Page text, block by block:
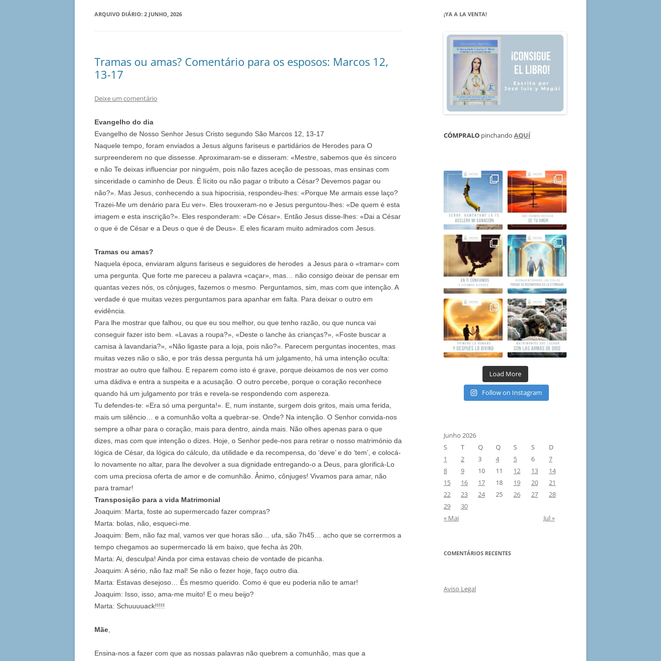
ARQUIVO DIÁRIO: 2 JUNHO, 2026
Tramas ou amas? Comentário para os esposos: Marcos 12,
13-17
Deixe um comentário
Evangelho do dia
Evangelho de Nosso Senhor Jesus Cristo segundo São Marcos 12, 13-17
Naquele tempo, foram enviados a Jesus alguns fariseus e partidários de Herodes para O
surpreenderem no que dissesse. Aproximaram-se e disseram: «Mestre, sabemos que és sincero
e não Te deixas influenciar por ninguém, pois não fazes aceção de pessoas, mas ensinas com
sinceridade o caminho de Deus. É lícito ou não pagar o tributo a César? Devemos pagar ou
não?». Mas Jesus, conhecendo a sua hipocrisia, respondeu-lhes: «Porque Me armais esse laço?
Trazei-Me um denário para Eu ver». Eles trouxeram-no e Jesus perguntou-lhes: «De quem é esta
imagem e esta inscrição?». Eles responderam: «De César». Então Jesus disse-lhes: «Dai a César
o que é de César e a Deus o que é de Deus». E eles ficaram muito admirados com Jesus.
Tramas ou amas?
Naquela época, enviaram alguns fariseus e seguidores de herodes a Jesus para o «tramar» com
uma pergunta. Que forte me pareceu a palavra «caçar», mas… não consigo deixar de pensar em
quantas vezes nós, os cônjuges, fazemos o mesmo. Perguntamos, sim, mas com que intenção. A
verdade é que muitas vezes perguntamos para apanhar em falta. Para deixar o outro em
evidência.
Para lhe mostrar que falhou, ou que eu sou melhor, ou que tenho razão, ou que nunca vai
conseguir fazer isto bem. «Lavas a roupa?», «Deste o lanche às crianças?», «Foste buscar a
camisa à lavandaria?», «Não ligaste para a loja, pois não?». Parecem perguntas inocentes, mas
muitas vezes não o são, e por trás dessa pergunta há um julgamento, há uma intenção oculta:
mostrar ao outro que falhou. E reparem como isto é grave, porque deixamos de nos ver como
uma dádiva e entra a suspeita e a acusação. O outro percebe, porque o coração reconhece
quando há um julgamento por trás e revela-se respondendo com aspereza.
Tu defendes-te: «Era só uma pergunta!». E, num instante, surgem dois gritos, mais uma ferida,
mais um silêncio… e a comunhão volta a quebrar-se. Onde? Na intenção. O Senhor convida-nos
sempre a olhar para o coração, mais para dentro, ainda mais. Não olhes apenas para o que
dizes, mas com que intenção o dizes. Hoje, o Senhor pede-nos para retirar o nosso matrimónio da
lógica de César, da lógica do cálculo, da utilidade e da recompensa, do ‘deve’ e do ‘tem’, e colocá-
lo novamente no altar, para lhe devolver a sua dignidade entregando-o a Deus, para glorificá-Lo
com uma preciosa oferta de amor e de comunhão. Ânimo, cônjuges! Vivamos para amar, não
para tramar!
Transposição para a vida Matrimonial
Joaquim: Marta, foste ao supermercado fazer compras?
Marta: bolas, não, esqueci-me.
Joaquim: Bem, não faz mal, vamos ver que horas são… ufa, são 7h45… acho que se corrermos a
tempo chegamos ao supermercado lá em baixo, que fecha às 20h.
Marta: Ai, desculpa! Ainda por cima estavas cheio de vontade de picanha.
Joaquim: A sério, não faz mal! Se não o fezer hoje, faço outro dia.
Marta: Estavas desejoso… És mesmo querido. Como é que eu poderia não te amar!
Joaquim: Isso, isso, ama-me muito! E o meu beijo?
Marta: Schuuuuack!!!!!
Mãe,
Ensina-nos a fazer com que as nossas palavras não quebrem a comunhão, mas que a
¡YA A LA VENTA!
CÓMPRALO pinchando AQUÍ
Load More
Follow on Instagram
Junho 2026
S
T Q Q S S
D
1
2 3 4 5 6
7
8
9 10 11 12 13
14
15
16 17 18 19 20
21
22
23 24 25 26 27
28
29
30
« Mai
Jul »
COMENTÁRIOS RECENTES
Aviso Legal